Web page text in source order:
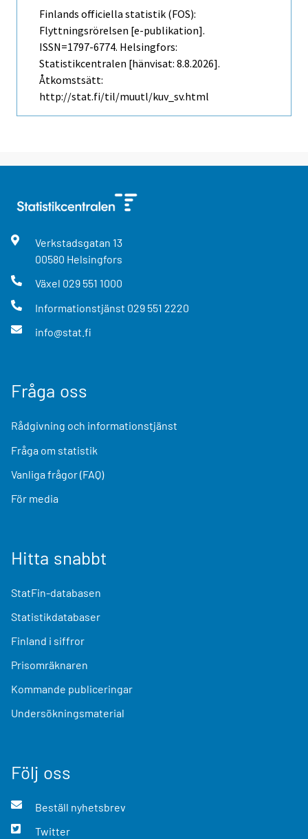
Finlands officiella statistik (FOS):
Flyttningsrörelsen [e-publikation].
ISSN=1797-6774. Helsingfors:
Statistikcentralen [hänvisat: 8.8.2026].
Åtkomstsätt:
http://stat.fi/til/muutl/kuv_sv.html
Verkstadsgatan 13
00580 Helsingfors
Växel 029 551 1000
Informationstjänst 029 551 2220
info@stat.fi
Fråga oss
Rådgivning och informationstjänst
Fråga om statistik
Vanliga frågor (FAQ)
För media
Hitta snabbt
StatFin-databasen
Statistikdatabaser
Finland i siffror
Prisomräknaren
Kommande publiceringar
Undersökningsmaterial
Följ oss
Beställ nyhetsbrev
Twitter